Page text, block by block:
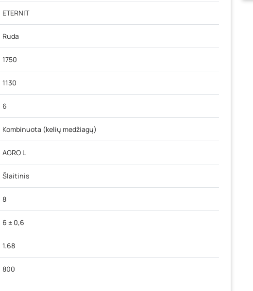
ETERNIT
Ruda
1750
1130
6
Kombinuota (kelių medžiagų)
AGRO L
Šlaitinis
8
6 ± 0,6
1.68
800